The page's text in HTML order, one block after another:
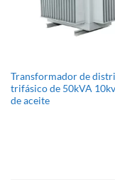
Transformador de
trifásico de 50kVA
de aceite